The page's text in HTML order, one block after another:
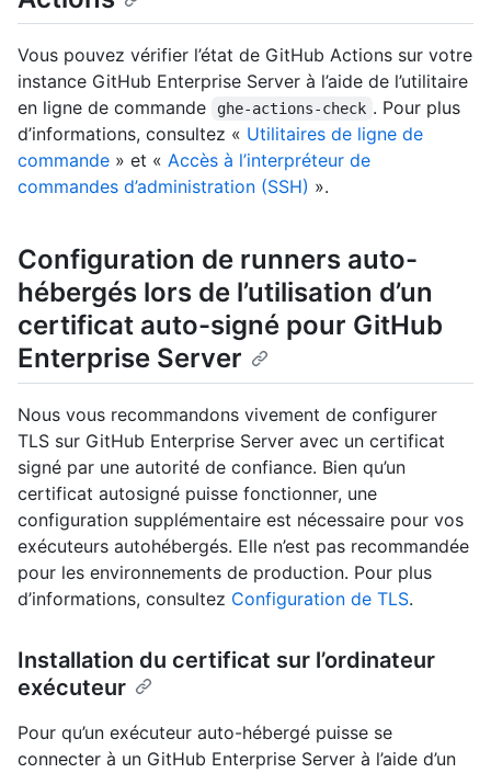
Vous pouvez vérifier l’état de GitHub Actions sur votre
instance GitHub Enterprise Server à l’aide de l’utilitaire
en ligne de commande
ghe-actions-check . Pour plus
d’informations, consultez « Utilitaires de ligne de
commande » et « Accès à l’interpréteur de
commandes d’administration (SSH) ».
Configuration de runners auto-
hébergés lors de l’utilisation d’un
certificat auto-signé pour GitHub
Enterprise Server
Nous vous recommandons vivement de configurer
TLS sur GitHub Enterprise Server avec un certificat
signé par une autorité de confiance. Bien qu’un
certificat autosigné puisse fonctionner, une
configuration supplémentaire est nécessaire pour vos
exécuteurs autohébergés. Elle n’est pas recommandée
pour les environnements de production. Pour plus
d’informations, consultez Configuration de TLS.
Installation du certificat sur l’ordinateur
exécuteur
Pour qu’un exécuteur auto-hébergé puisse se
connecter à un GitHub Enterprise Server à l’aide d’un